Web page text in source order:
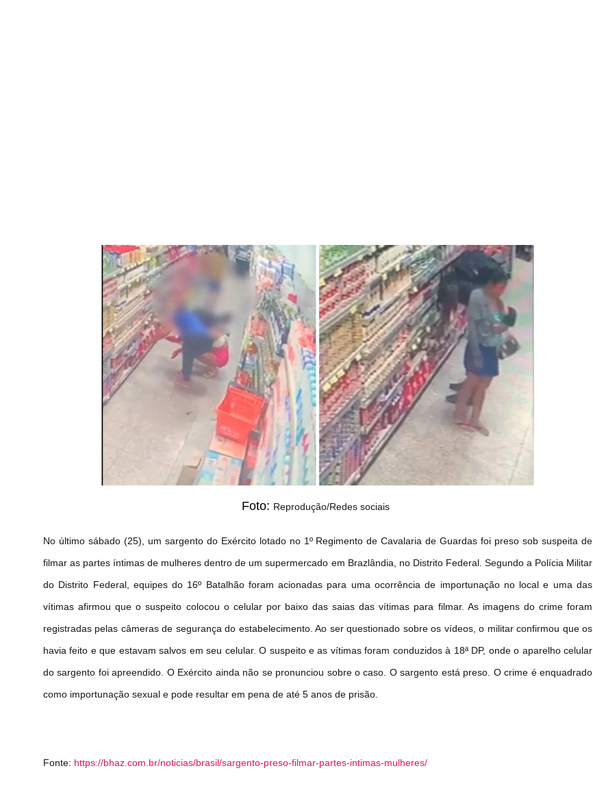
Foto: Reprodução/Redes sociais
No último sábado (25), um sargento do Exército lotado no 1º Regimento de Cavalaria de Guardas foi preso sob suspeita de
filmar as partes íntimas de mulheres dentro de um supermercado em Brazlândia, no Distrito Federal. Segundo a Polícia Militar
do Distrito Federal, equipes do 16º Batalhão foram acionadas para uma ocorrência de importunação no local e uma das
vítimas afirmou que o suspeito colocou o celular por baixo das saias das vítimas para filmar. As imagens do crime foram
registradas pelas câmeras de segurança do estabelecimento. Ao ser questionado sobre os vídeos, o militar confirmou que os
havia feito e que estavam salvos em seu celular. O suspeito e as vítimas foram conduzidos à 18ª DP, onde o aparelho celular
do sargento foi apreendido. O Exército ainda não se pronunciou sobre o caso. O sargento está preso. O crime é enquadrado
como importunação sexual e pode resultar em pena de até 5 anos de prisão.
Fonte: https://bhaz.com.br/noticias/brasil/sargento-preso-filmar-partes-intimas-mulheres/